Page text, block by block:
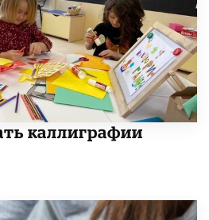
каллиграфии